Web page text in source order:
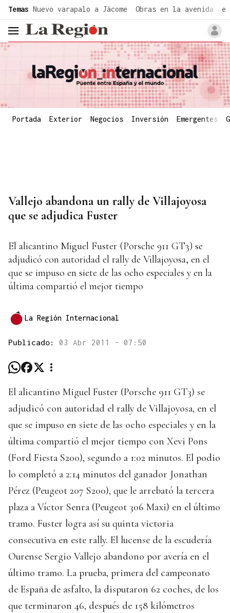
Temas Nuevo varapalo a Jácome Obras en la avenida de
header.menu.open
Portada Exterior Negocios Inversión Emergentes
Vallejo abandona un rally de Villajoyosa
que se adjudica Fuster
El alicantino Miguel Fuster (Porsche 911 GT3) se
adjudicó con autoridad el rally de Villajoyosa, en el
que se impuso en siete de las ocho especiales y en la
última compartió el mejor tiempo
La Región Internacional
Publicado: 03 Abr 2011 - 07:50
El alicantino Miguel Fuster (Porsche 911 GT3) se
adjudicó con autoridad el rally de Villajoyosa, en el
que se impuso en siete de las ocho especiales y en la
última compartió el mejor tiempo con Xevi Pons
(Ford Fiesta S200), segundo a 1:02 minutos. El podio
lo completó a 2:14 minutos del ganador Jonathan
Pérez (Peugeot 207 S200), que le arrebató la tercera
plaza a Víctor Senra (Peugeot 306 Maxi) en el último
tramo. Fuster logra así su quinta victoria
consecutiva en este rally. El lucense de la escudería
Ourense Sergio Vallejo abandono por avería en el
último tramo. La prueba, primera del campeonato
de España de asfalto, la disputaron 62 coches, de los
que terminaron 46, después de 158 kilómetros